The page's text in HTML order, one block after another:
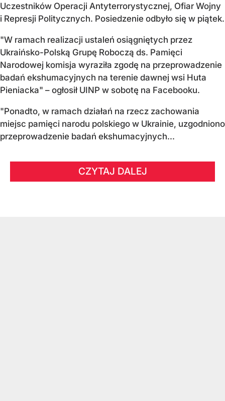
Uczestników Operacji Antyterrorystycznej, Ofiar Wojny
i Represji Politycznych. Posiedzenie odbyło się w piątek.
"W ramach realizacji ustaleń osiągniętych przez
Ukraińsko-Polską Grupę Roboczą ds. Pamięci
Narodowej komisja wyraziła zgodę na przeprowadzenie
badań ekshumacyjnych na terenie dawnej wsi Huta
Pieniacka" – ogłosił UINP w sobotę na Facebooku.
"Ponadto, w ramach działań na rzecz zachowania
miejsc pamięci narodu polskiego w Ukrainie, uzgodniono
przeprowadzenie badań ekshumacyjnych...
CZYTAJ DALEJ